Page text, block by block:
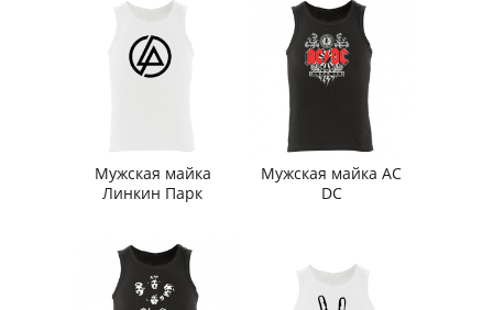
Мужская майка
Линкин Парк
Мужская майка AC
DC